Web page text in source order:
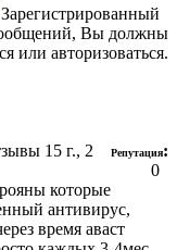
Зарегистрированный
Вы должны
или авторизоваться.
15 г., 2
Репутация:
0
которые
антивирус,
время аваст